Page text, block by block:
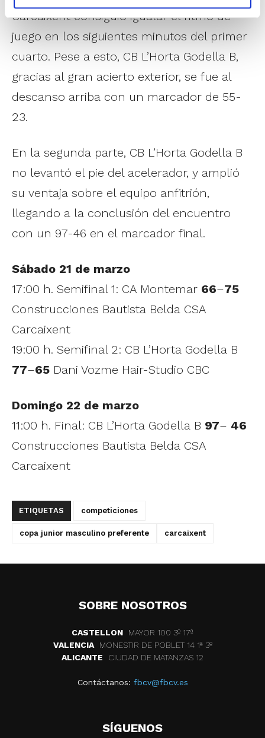
Carcaixent consiguió igualar el ritmo de
juego en los siguientes minutos del primer
cuarto. Pese a esto, CB L’Horta Godella B,
gracias al gran acierto exterior, se fue al
descanso arriba con un marcador de 55-
23.
En la segunda parte, CB L’Horta Godella B
no levantó el pie del acelerador, y amplió
su ventaja sobre el equipo anfitrión,
llegando a la conclusión del encuentro
con un 97-46 en el marcador final.
Sábado 21 de marzo
17:00 h. Semifinal 1: CA Montemar 66–75
Construcciones Bautista Belda CSA
Carcaixent
19:00 h. Semifinal 2: CB L’Horta Godella B
77–65 Dani Vozme Hair-Studio CBC
Domingo 22 de marzo
11:00 h. Final: CB L’Horta Godella B 97– 46
Construcciones Bautista Belda CSA
Carcaixent
ETIQUETAS competiciones
copa junior masculino preferente carcaixent
SOBRE NOSOTROS
CASTELLON
MAYOR 100 3º 17ª
VALENCIA
MONESTIR DE POBLET 14 1ª 3º
ALICANTE
CIUDAD DE MATANZAS 12
Contáctanos: fbcv@fbcv.es
SÍGUENOS